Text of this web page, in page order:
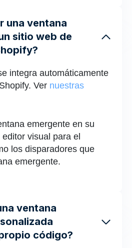
una ventana
sitio web de
integra automáticamente
Ver nuestras
emergente en su
visual para el
los disparadores que
emergente.
ventana
código?